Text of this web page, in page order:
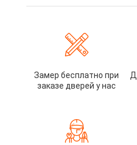
Замер бесплатно при
заказе дверей у нас